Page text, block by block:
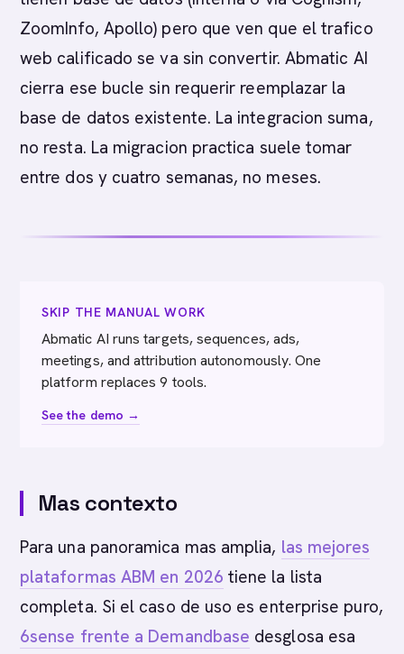
ZoomInfo, Apollo) pero que ven que el trafico
web calificado se va sin convertir. Abmatic AI
cierra ese bucle sin requerir reemplazar la
base de datos existente. La integracion suma,
no resta. La migracion practica suele tomar
entre dos y cuatro semanas, no meses.
SKIP THE MANUAL WORK
Abmatic AI runs targets, sequences, ads,
meetings, and attribution autonomously. One
platform replaces 9 tools.
See the demo →
Mas contexto
Para una panoramica mas amplia, las mejores
plataformas ABM en 2026 tiene la lista
completa. Si el caso de uso es enterprise puro,
6sense frente a Demandbase desglosa esa